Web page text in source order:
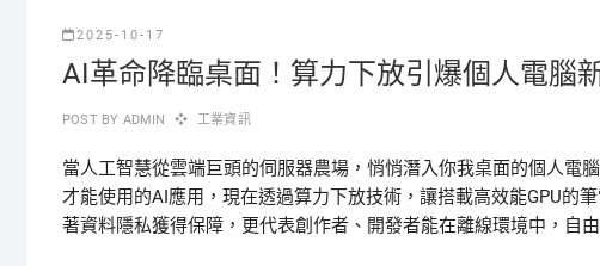
2025-10-17
AI革命降臨桌面！算力下放引爆個人電腦
POST BY ADMIN 工業資訊
當人工智慧從雲端巨頭的伺服器農場，悄悄潛入你我桌面的個人電
才能使用的AI應用，現在透過算力下放技術，讓搭載高效能GPU的
著資料隱私獲得保障，更代表創作者、開發者能在離線環境中，自